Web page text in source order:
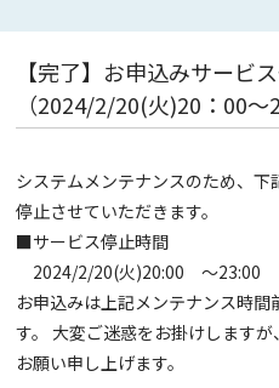
【完了】お申込みサービ
（2024/2/20(火)20：00～
システムメンテナンスのため、
停止させていただきます。
■サービス停止時間
2024/2/20(火)20:00 ～23:00
お申込みは上記メンテナンス時
す。 大変ご迷惑をお掛けします
お願い申し上げます。